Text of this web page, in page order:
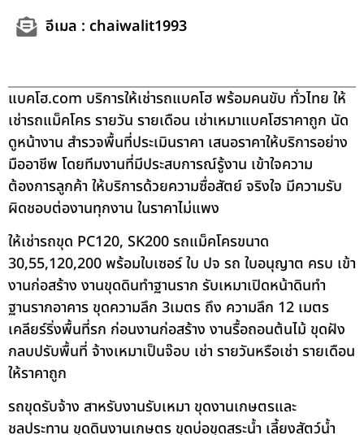
อีเมล : chaiwalit1993
แบคโฮ.com บริการให้เช่ารถแบคโฮ พร้อมคนขับ ทั่วไทย ให้
เช่ารถแม็คโคร รายวัน รายเดือน เช่าเหมาแบคโฮราคาถูก นัด
ดูหน้างาน สำรวจพื้นที่ประเมินราคา เสนอราคาให้บริการอย่าง
มืออาชีพ โดยทีมงานที่มีประสบการณ์รู้งาน เข้าใจความ
ต้องการลูกค้า ให้บริการด้วยความซื่อสัตย์ จริงใจ มีความรับ
ผิดชอบต่องานทุกงาน ในราคาไม่แพง
ให้เช่ารถขุด PC120, SK200 รถแม็คโครขนาด
30,55,120,200 พร้อมใบเซอร์ ใบ ปจ รถ ใบอนุญาต ครบ เข้า
งานก่อสร้าง งานขุดดินทำฐานราก รับเหมาเปิดหน้าดินทำ
ฐานรากอาคาร ขุดความลึก 3เมตร ถึง ความลึก 12 เมตร
เคลียร์ริ่งพื้นที่รก ก่อนงานก่อสร้าง งานรื้อถอนต้นไม้ ขุดฝัง
กลบปรับพื้นที่ จ้างเหมาเป็นจ๊อบ เช่า รายวันหรือเช่า รายเดือน
ให้ราคาถูก
รถขุดรับจ้าง สาหรับงานรับเหมา ขุดงานเกษตรและ
ชลประทาน ขุดดินงานเกษตร ขุดบ่อขุดสระน้ำ เลี้ยงสัตว์น้ำ